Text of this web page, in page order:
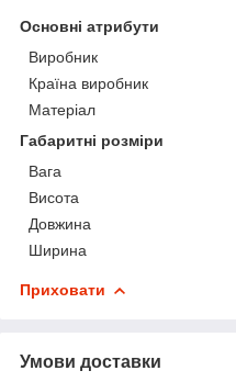
Основні атрибути
Виробник
Країна виробник
Матеріал
Габаритні розміри
Вага
Висота
Довжина
Ширина
Приховати
Умови доставки